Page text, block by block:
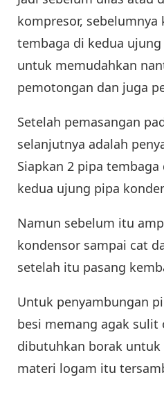
kompresor,
tembaga di kedua
untuk memudahkan
pemotongan dan juga
Setelah pemasangan
selanjutnya adalah
Siapkan 2 pipa
kedua ujung pipa
Namun sebelum itu
kondensor sampai cat
setelah itu pasang
Untuk penyambungan
besi memang agak sulit
dibutuhkan borak
materi logam itu